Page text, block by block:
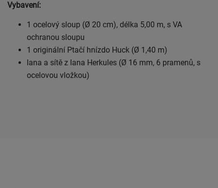
Vybavení:
1 ocelový sloup (Ø 20 cm), délka 5,00 m, s VA
ochranou sloupu
1 originální Ptačí hnízdo Huck (Ø 1,40 m)
lana a sítě z lana Herkules (Ø 16 mm, 6 pramenů, s
ocelovou vložkou)